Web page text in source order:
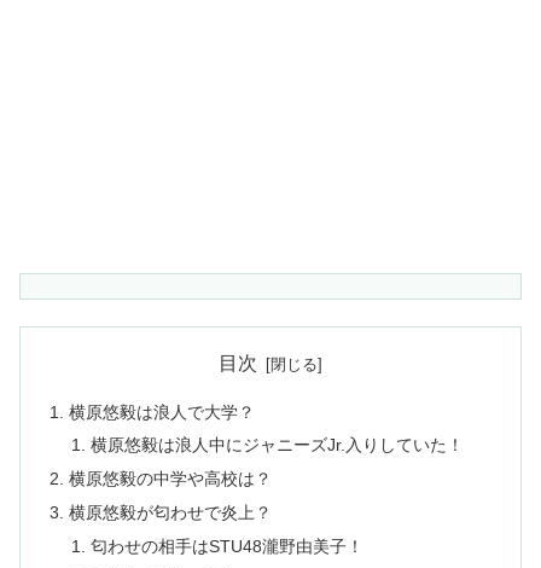
目次
横原悠毅は浪人で大学？
横原悠毅は浪人中にジャニーズJr.入りしていた！
横原悠毅の中学や高校は？
横原悠毅が匂わせで炎上？
匂わせの相手はSTU48瀧野由美子！